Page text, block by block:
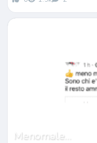
Menomale…